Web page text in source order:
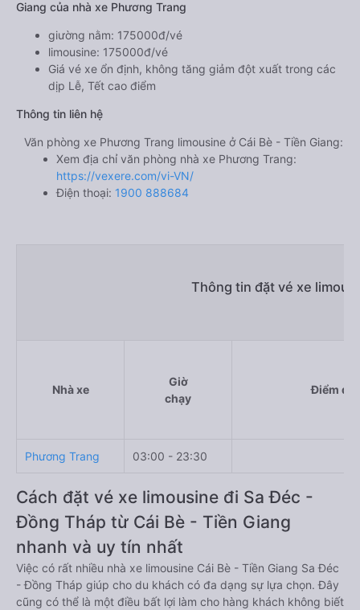
Giang của nhà xe Phương Trang
giường nằm: 175000đ/vé
limousine: 175000đ/vé
Giá vé xe ổn định, không tăng giảm đột xuất trong các
dịp Lễ, Tết cao điểm
Thông tin liên hệ
Văn phòng xe Phương Trang limousine ở Cái Bè - Tiền Giang:
Xem địa chỉ văn phòng nhà xe Phương Trang:
https://vexere.com/vi-VN/
Điện thoại: 1900 888684
Thông tin đặt vé xe
Nhà xe
Giờ
chạy
Điểm đi
Phương Trang 03:00 - 23:30
Cách đặt vé xe limousine đi Sa Đéc -
Đồng Tháp từ Cái Bè - Tiền Giang
nhanh và uy tín nhất
Việc có rất nhiều nhà xe limousine Cái Bè - Tiền Giang Sa Đéc
- Đồng Tháp giúp cho du khách có đa dạng sự lựa chọn. Đây
cũng có thể là một điều bất lợi làm cho hàng khách không biết